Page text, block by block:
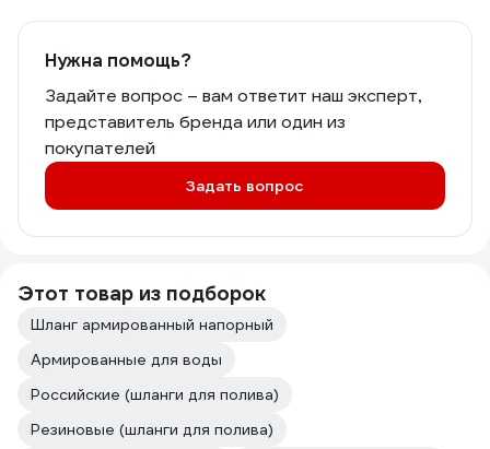
Нужна помощь?
Задайте вопрос – вам ответит наш эксперт,
представитель бренда или один из
покупателей
Задать вопрос
Этот товар из подборок
Шланг армированный напорный
Армированные для воды
Российские (шланги для полива)
Резиновые (шланги для полива)